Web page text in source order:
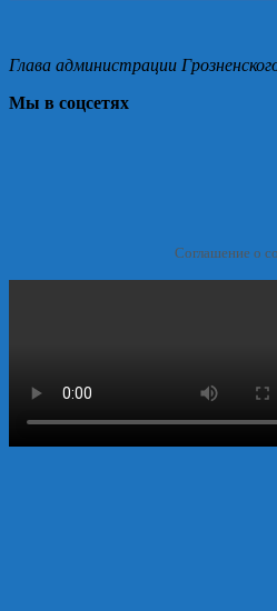
Глава администрации
Мы в соцсетях
Соглашение о